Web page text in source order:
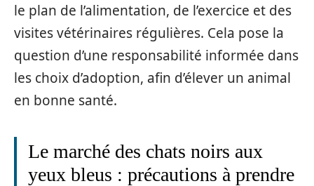
le plan de l’alimentation, de l’exercice et des
visites vétérinaires régulières. Cela pose la
question d’une responsabilité informée dans
les choix d’adoption, afin d’élever un animal
en bonne santé.
Le marché des chats noirs aux
yeux bleus : précautions à prendre